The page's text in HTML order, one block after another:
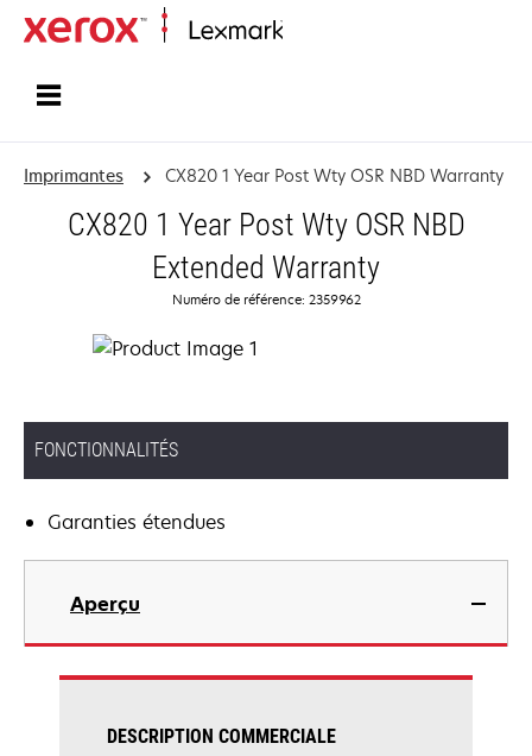
Imprimantes CX820 1 Year Post Wty OSR NBD Warranty
CX820 1 Year Post Wty OSR NBD
Extended Warranty
Numéro de référence: 2359962
FONCTIONNALITÉS
Garanties étendues
Aperçu
DESCRIPTION COMMERCIALE